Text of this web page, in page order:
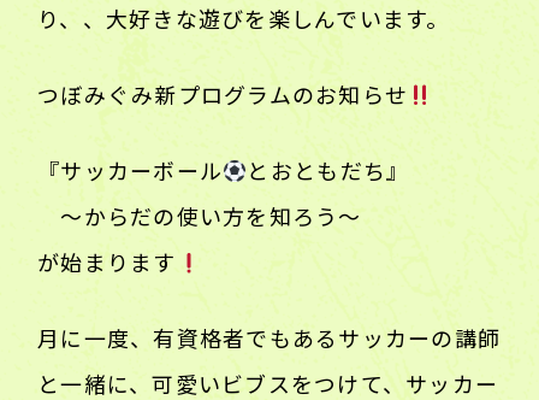
り、、大好きな遊びを楽しんでいます。
つぼみぐみ新プログラムのお知らせ
『サッカーボール
とおともだち』
〜からだの使い方を知ろう〜
が始まります
月に一度、有資格者でもあるサッカーの講師
と一緒に、可愛いビブスをつけて、サッカー